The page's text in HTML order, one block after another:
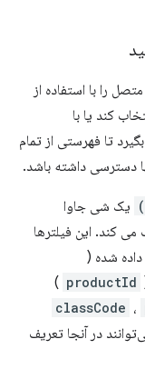
کند یا با
تا فهرستی از تمام
یک شی جاوا
می کند. این فیلترها
productId
)
classCode ،
در آنجا تعریف